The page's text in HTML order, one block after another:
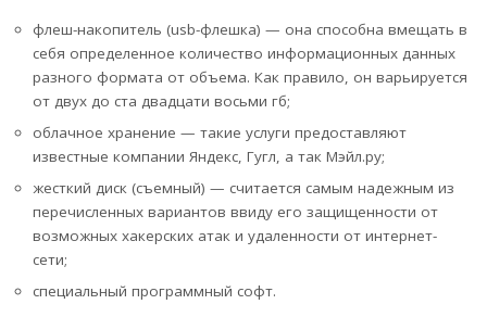
флеш-накопитель (usb-флешка) — она способна вмещать в
себя определенное количество информационных данных
разного формата от объема. Как правило, он варьируется
от двух до ста двадцати восьми гб;
облачное хранение — такие услуги предоставляют
известные компании Яндекс, Гугл, а так Мэйл.ру;
жесткий диск (съемный) — считается самым надежным из
перечисленных вариантов ввиду его защищенности от
возможных хакерских атак и удаленности от интернет-
сети;
специальный программный софт.